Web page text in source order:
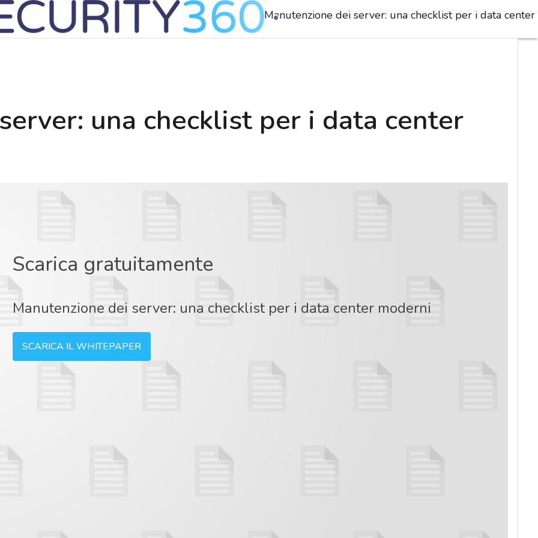
Manutenzione dei server: una checklist per i data
una checklist per i data center
Scarica gratuitamente
Manutenzione dei server: una checklist per i data center moderni
SCARICA IL WHITEPAPER